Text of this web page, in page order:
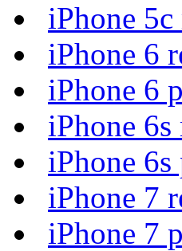
iPhone 5c
iPhone 6
iPhone 6
iPhone 6s
iPhone 6s
iPhone 7
iPhone 7